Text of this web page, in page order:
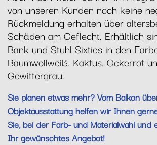
von unseren Kunden noch keine
Rückmeldung erhalten über
Schäden am Geflecht. Erhältlich
Bank und Stuhl Sixties in den
Baumwollweiß, Kaktus, Ockerrot
Gewittergrau.
Sie planen etwas mehr? Vom Balkon
Objektausstattung helfen wir Ihnen
Sie, bei der Farb- und Materialwahl und
Ihr gewünschtes Angebot!